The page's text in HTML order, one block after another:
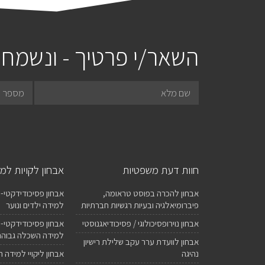
השאר/י פרטיך -
חוות דעת משפטיות
אבחון להכרה בפוסט טראומה,
פיברומיאלגיה ובעיות רגשיות חברתיות
אבחון נוירופסיכולוגי / פסיכודיאגנוסטי
אבחון לוועדת ערר עקב שלילת רישיון
נהיגה
אבחון לקויות
אבחון פסיכודידקטי-
למידה ילדים ונוער
אבחון
למידה השכלה
אבחון ליקויי